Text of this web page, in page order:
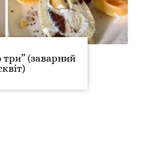
три” (заварний